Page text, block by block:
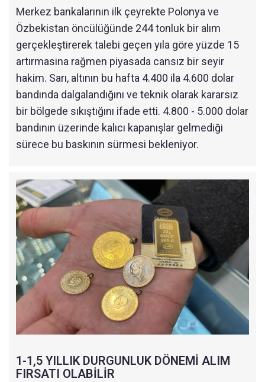
Merkez bankalarının ilk çeyrekte Polonya ve
Özbekistan öncülüğünde 244 tonluk bir alım
gerçekleştirerek talebi geçen yıla göre yüzde 15
artırmasına rağmen piyasada cansız bir seyir
hakim. Sarı, altının bu hafta 4.400 ila 4.600 dolar
bandında dalgalandığını ve teknik olarak kararsız
bir bölgede sıkıştığını ifade etti. 4.800 - 5.000 dolar
bandının üzerinde kalıcı kapanışlar gelmediği
sürece bu baskının sürmesi bekleniyor.
1-1,5 YILLIK DURGUNLUK DÖNEMİ ALIM
FIRSATI OLABİLİR